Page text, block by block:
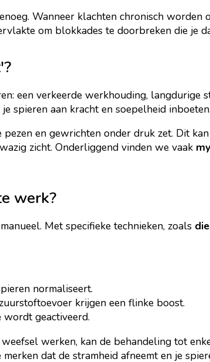
Wanneer klachten chronisch
om blokkades te doorbreken die je
een verkeerde werkhouding,
spieren aan kracht en soepelheid inboeten.
en gewrichten onder druk zet. Dit
zicht. Onderliggend vinden we vaak
werk?
Met specifieke technieken, zoals
normaliseert.
krijgen een flinke boost.
geactiveerd.
werken, kan de behandeling tot
dat de stramheid afneemt en je